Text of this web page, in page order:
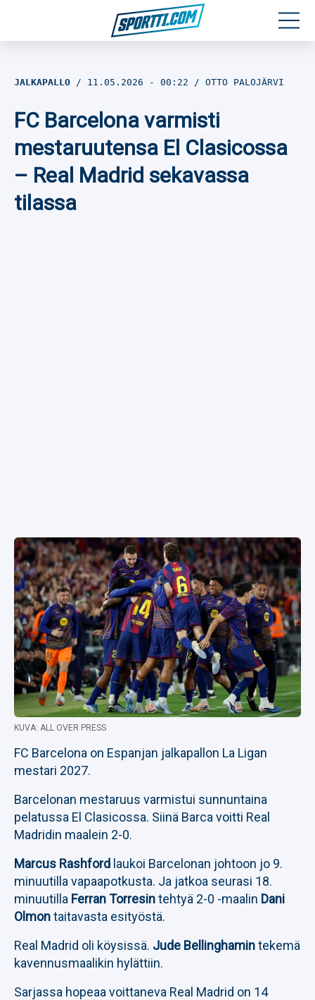
Jalkapallo
Yleisurheilu
Talviurheilu
JALKAPALLO 11.05.2026 - 00:22 OTTO PALOJÄRVI
FC Barcelona varmisti
mestaruutensa El Clasicossa
– Real Madrid sekavassa
tilassa
KUVA: ALL OVER PRESS
FC Barcelona on Espanjan jalkapallon La Ligan
mestari 2027.
Barcelonan mestaruus varmistui sunnuntaina
pelatussa El Clasicossa. Siinä Barca voitti Real
Madridin maalein 2-0.
Marcus Rashford laukoi Barcelonan johtoon jo 9.
minuutilla vapaapotkusta. Ja jatkoa seurasi 18.
minuutilla Ferran Torresintehtyä 2-0 -maalin Dani
Olmontaitavasta esityöstä.
Real Madrid oli köysissä. Jude Bellinghamintekemä
kavennusmaalikin hylättiin.
Sarjassa hopeaa voittaneva Real Madrid on 14